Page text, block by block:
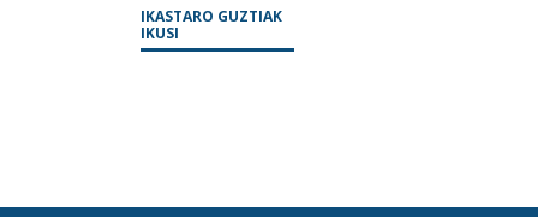
IKASTARO GUZTIAK
IKUSI